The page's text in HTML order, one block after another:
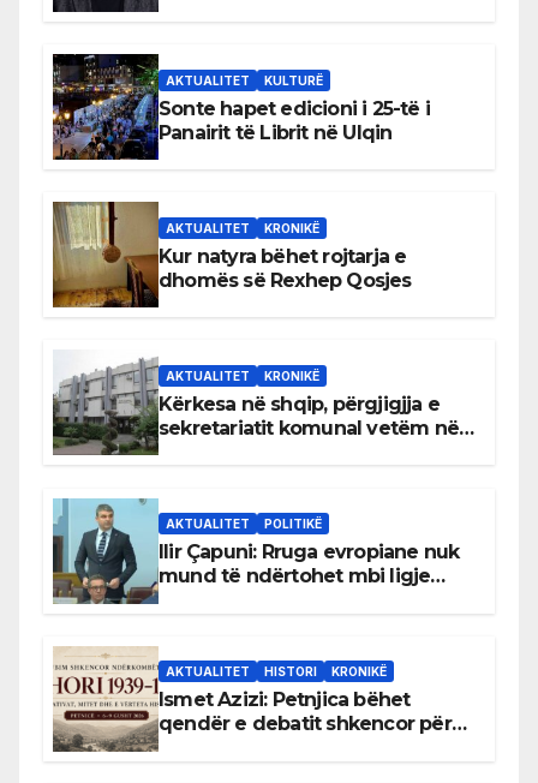
AKTUALITET KULTURË
Sonte hapet edicioni i 25-të i
Panairit të Librit në Ulqin
AKTUALITET KRONIKË
Kur natyra bëhet rojtarja e
dhomës së Rexhep Qosjes
AKTUALITET KRONIKË
Kërkesa në shqip, përgjigjja e
sekretariatit komunal vetëm në
AKTUALITET POLITIKË
Ilir Çapuni: Rruga evropiane nuk
mund të ndërtohet mbi ligje
AKTUALITET HISTORI KRONIKË
Ismet Azizi: Petnjica bëhet
qendër e debatit shkencor për